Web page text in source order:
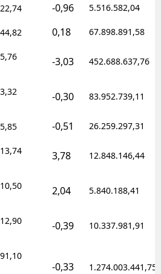
22,74 -0,96 5.516.582,04
44,82 0,18 67.898.891,58
5,76 -3,03 452.688.637,76
3,32 -0,30 83.952.739,11
5,85 -0,51 26.259.297,31
13,74 3,78 12.848.146,44
10,50 2,04 5.840.188,41
12,90 -0,39 10.337.981,91
91,10
-0,33 1.274.003.441,75